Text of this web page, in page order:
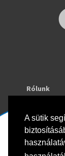
A sütik
Rólunk